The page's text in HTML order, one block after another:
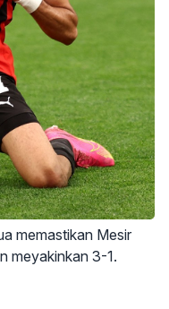
memastikan Mesir
meyakinkan 3-1.